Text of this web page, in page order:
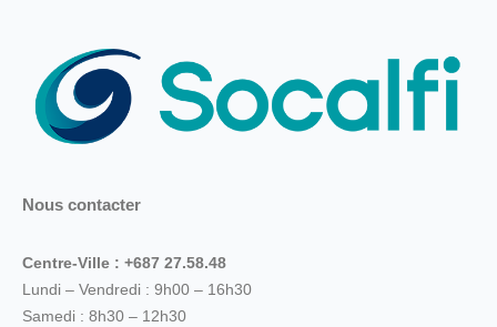
Nous contacter
Centre-Ville : +687 27.58.48
Lundi – Vendredi : 9h00 – 16h30
Samedi : 8h30 – 12h30